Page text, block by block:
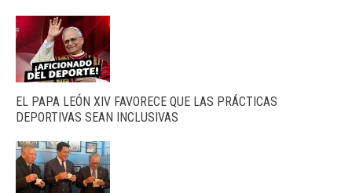
EL PAPA LEÓN XIV FAVORECE QUE LAS PRÁCTICAS
DEPORTIVAS SEAN INCLUSIVAS